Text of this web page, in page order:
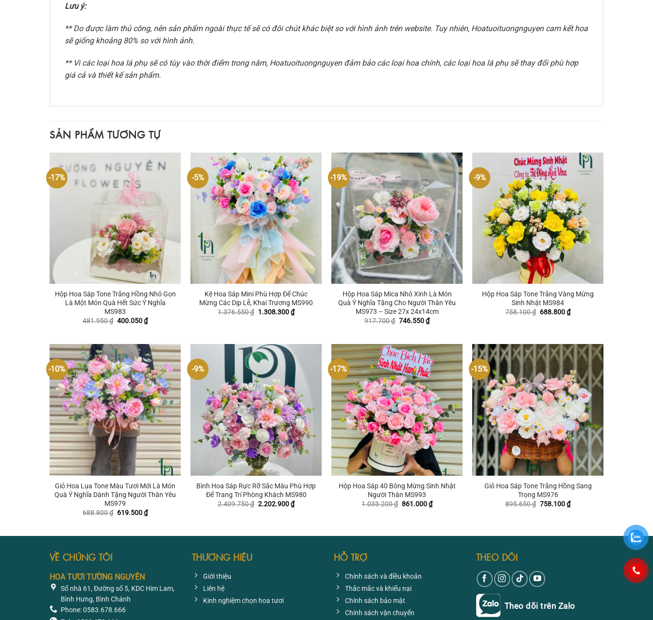
Lưu ý:
** Do được làm thủ công, nên sản phẩm ngoài thực tế sẽ có đôi chút khác biệt so với hình ảnh trên website. Tuy nhiên, Hoatuoituongnguyen cam kết hoa
sẽ giống khoảng 80% so với hình ảnh.
** Vì các loại hoa lá phụ sẽ có tùy vào thời điểm trong năm, Hoatuoituongnguyen đảm bảo các loại hoa chính, các loại hoa lá phụ sẽ thay đổi phù hợp
giá cả và thiết kế sản phẩm.
SẢN PHẨM TƯƠNG TỰ
-17%
Hộp Hoa Sáp Tone Trắng Hồng Nhỏ Gọn
Là Một Món Quà Hết Sức Ý Nghĩa
MS983
481.950₫ Giá
400.050₫Giá
400.050 ₫.
-5%
Kệ Hoa Sáp Mini Phù Hợp Để Chúc
Mừng Các Dịp Lễ, Khai Trương MS990
1.376.550₫ Giá
1.308.300₫Giá
-19%
Hộp Hoa Sáp Mica Nhỏ Xinh Là Món
Quà Ý Nghĩa Tặng Cho Người Thân Yêu
MS973 – Size 27x 24x14cm
917.700₫ Giá
746.550₫Giá
746.550 ₫.
-9%
Hộp Hoa Sáp Tone Trắng Vàng Mừng
Sinh Nhật MS984
758.100₫ Giá
688.800₫Giá
-10%
+
Giỏ Hoa Lụa Tone Màu Tươi Mới Là Món
Quà Ý Nghĩa Dành Tặng Người Thân Yêu
MS979
688.800₫ Giá
619.500₫Giá
-9%
Bình Hoa Sáp Rực Rỡ Sắc Màu Phù Hợp
Để Trang Trí Phòng Khách MS980
2.409.750₫ Giá
2.202.900₫Giá
-17%
+
Hộp Hoa Sáp 40 Bông Mừng Sinh Nhật
Người Thân MS993
1.033.200₫ Giá
861.000₫Giá
-15%
+
Giỏ Hoa Sáp Tone Trắng Hồng Sang
Trọng MS976
895.650₫ Giá
758.100₫Giá
VỀ CHÚNG TÔI
HOA TƯƠI TƯỜNG NGUYÊN
Số nhà 61, Đường số 5, KDC Him Lam,
Bình Hưng, Bình Chánh
Phone: 0583.678.666
THƯƠNG HIỆU
Giới thiệu
Liên hệ
Kinh nghiệm chọn hoa tươi
HỖ TRỢ
Chính sách và điều khoản
Thắc mắc và khiếu nại
Chính sách bảo mật
Chính sách vận chuyển
THEO DÕI
Theo dõi trên Zalo